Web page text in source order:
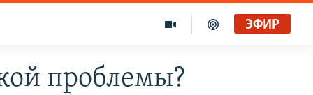
ЭФИР
проблемы?